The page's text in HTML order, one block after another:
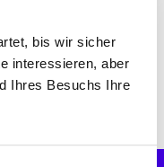
bis wir sicher
interessieren, aber
Ihres Besuchs Ihre
en question.
client@batmaid.fr